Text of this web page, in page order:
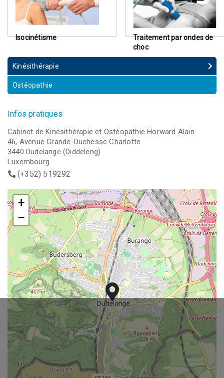
Isocinétisme
Traitement par ondes de
choc
Kinésithérapie
Ostéopathie
Infos pratiques
Cabinet de Kinésithérapie et Ostéopathie Horward Alain
46, Avenue Grande-Duchesse Charlotte
3440 Dudelange (Diddeleng)
Luxembourg
(+352) 519292
+
−
+
−